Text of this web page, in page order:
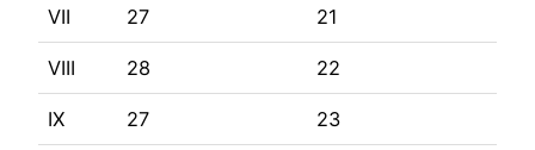
VII 27 21
VIII 28 22
IX 27 23